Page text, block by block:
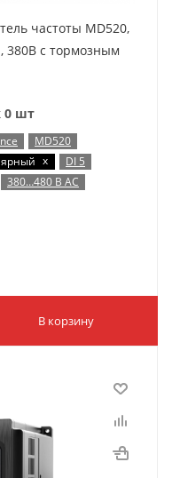
частоты MD520,
380В с тормозным
0 шт
MD520
x
DI 5
380…480 В AC
В корзину